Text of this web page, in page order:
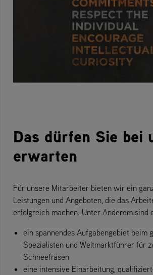
Das dürfen Sie bei
erwarten
Für unsere Mitarbeiter bieten wir ein
Leistungen und Angeboten, die das
erfolgreich machen. Unter Anderem sind
ein spannendes Aufgabengebiet beim
Spezialisten und Weltmarktführer für
Schneefräsen
eine intensive Einarbeitung,